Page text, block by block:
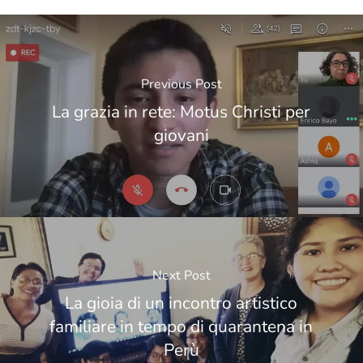
Previous Post
La grazia in rete: Motus Christi per
giovani
Next Post
La gioia di un incontro artistico
familiare in tempo di quarantena in
Perù